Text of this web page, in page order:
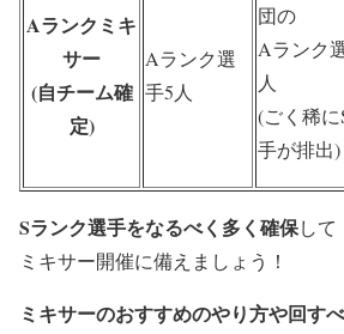
Aランクミキ
サー
(自チーム確
定)
Aランク選
手5人
団の
Aランク
人
(ごく稀
手が排出)
Sランク選手をなるべく多く確保して
ミキサー開催に備えましょう！
ミキサーのおすすめのやり方や回す